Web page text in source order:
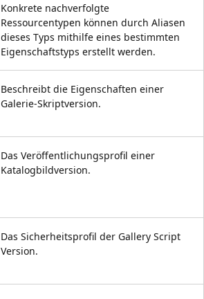
Konkrete nachverfolgte
Ressourcentypen können durch Aliasen
dieses Typs mithilfe eines bestimmten
Eigenschaftstyps erstellt werden.
Beschreibt die Eigenschaften einer
Galerie-Skriptversion.
Das Veröffentlichungsprofil einer
Katalogbildversion.
Das Sicherheitsprofil der Gallery Script
Version.